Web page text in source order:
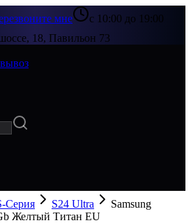
мне
с 10:00 до 19:00
18, Павильон 73
Серия S24 Ultra
Samsung
Желтый Титан EU